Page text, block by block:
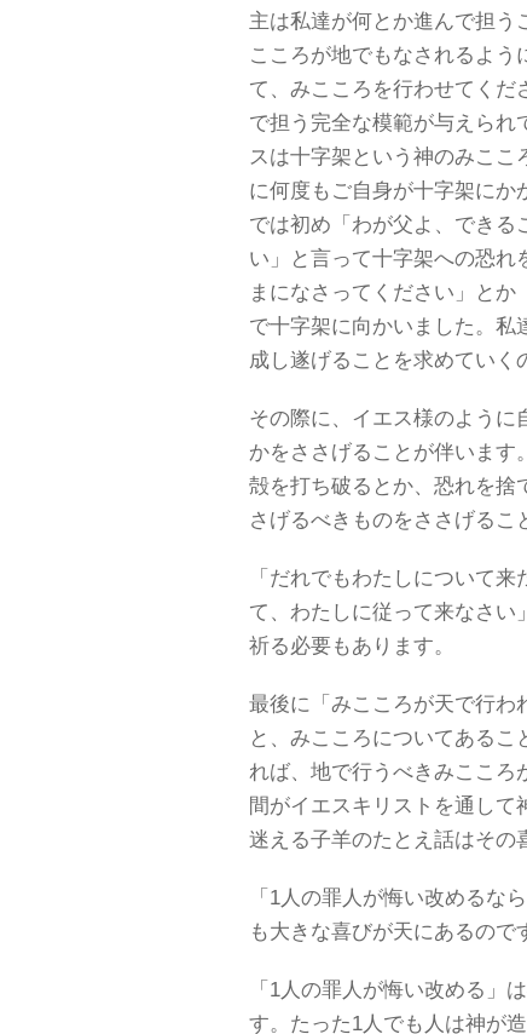
主は私達が何とか進んで担う
こころが地でもなされるよう
て、みこころを行わせてくだ
で担う完全な模範が与えられ
スは十字架という神のみここ
に何度もご自身が十字架にか
では初め「わが父よ、できる
い」と言って十字架への恐れ
まになさってください」と
で十字架に向かいました。私
成し遂げることを求めていく
その際に、イエス様のように
かをささげることが伴います
殻を打ち破るとか、恐れを捨
さげるべきものをささげるこ
「だれでもわたしについて
て、わたしに従って来なさい
祈る必要もあります。
最後に「みこころが天で行わ
と、みこころについてあるこ
れば、地で行うべきみこころ
間がイエスキリストを通し
迷える子羊のたとえ話はその
「1人の罪人が悔い改めるな
も大きな喜びが天にあるので
「1人の罪人が悔い改める」
す。たった1人でも人は神が